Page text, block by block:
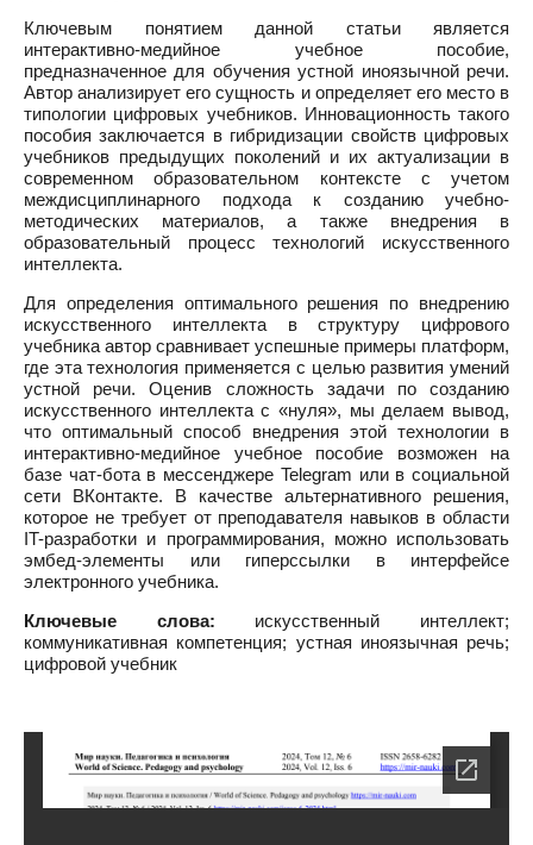
Ключевым понятием данной статьи является
интерактивно-медийное учебное пособие,
предназначенное для обучения устной иноязычной речи.
Автор анализирует его сущность и определяет его место в
типологии цифровых учебников. Инновационность такого
пособия заключается в гибридизации свойств цифровых
учебников предыдущих поколений и их актуализации в
современном образовательном контексте с учетом
междисциплинарного подхода к созданию учебно-
методических материалов, а также внедрения в
образовательный процесс технологий искусственного
интеллекта.
Для определения оптимального решения по внедрению
искусственного интеллекта в структуру цифрового
учебника автор сравнивает успешные примеры платформ,
где эта технология применяется с целью развития умений
устной речи. Оценив сложность задачи по созданию
искусственного интеллекта с «нуля», мы делаем вывод,
что оптимальный способ внедрения этой технологии в
интерактивно-медийное учебное пособие возможен на
базе чат-бота в мессенджере Telegram или в социальной
сети ВКонтакте. В качестве альтернативного решения,
которое не требует от преподавателя навыков в области
IT-разработки и программирования, можно использовать
эмбед-элементы или гиперссылки в интерфейсе
электронного учебника.
Ключевые слова: искусственный интеллект;
коммуникативная компетенция; устная иноязычная речь;
цифровой учебник